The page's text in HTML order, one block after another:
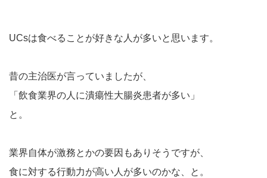
UCsは食べることが好きな人が多いと思います。
昔の主治医が言っていましたが、
「飲食業界の人に潰瘍性大腸炎患者が多い」
と。
業界自体が激務とかの要因もありそうですが、
食に対する行動力が高い人が多いのかな、と。